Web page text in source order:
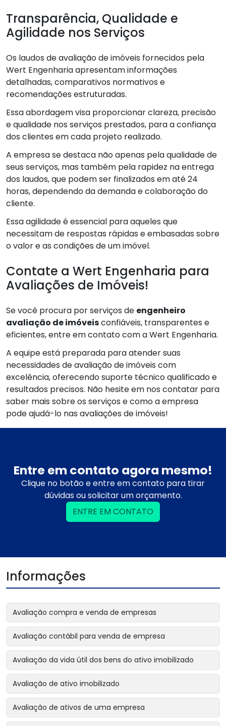
Transparência, Qualidade e
Agilidade nos Serviços
Os laudos de avaliação de imóveis fornecidos pela
Wert Engenharia apresentam informações
detalhadas, comparativos normativos e
recomendações estruturadas.
Essa abordagem visa proporcionar clareza, precisão
e qualidade nos serviços prestados, para a confiança
dos clientes em cada projeto realizado.
A empresa se destaca não apenas pela qualidade de
seus serviços, mas também pela rapidez na entrega
dos laudos, que podem ser finalizados em até 24
horas, dependendo da demanda e colaboração do
cliente.
Essa agilidade é essencial para aqueles que
necessitam de respostas rápidas e embasadas sobre
o valor e as condições de um imóvel.
Contate a Wert Engenharia para
Avaliações de Imóveis!
Se você procura por serviços de engenheiro
avaliação de imóveisconfiáveis, transparentes e
eficientes, entre em contato com a Wert Engenharia.
A equipe está preparada para atender suas
necessidades de avaliação de imóveis com
excelência, oferecendo suporte técnico qualificado e
resultados precisos. Não hesite em nos contatar para
saber mais sobre os serviços e como a empresa
pode ajudá-lo nas avaliações de imóveis!
Entre em contato agora mesmo!
Clique no botão e entre em contato para tirar
dúvidas ou solicitar um orçamento.
ENTRE EM CONTATO
Informações
Avaliação compra e venda de empresas
Avaliação contábil para venda de empresa
Avaliação da vida útil dos bens do ativo imobilizado
Avaliação de ativo imobilizado
Avaliação de ativos de uma empresa